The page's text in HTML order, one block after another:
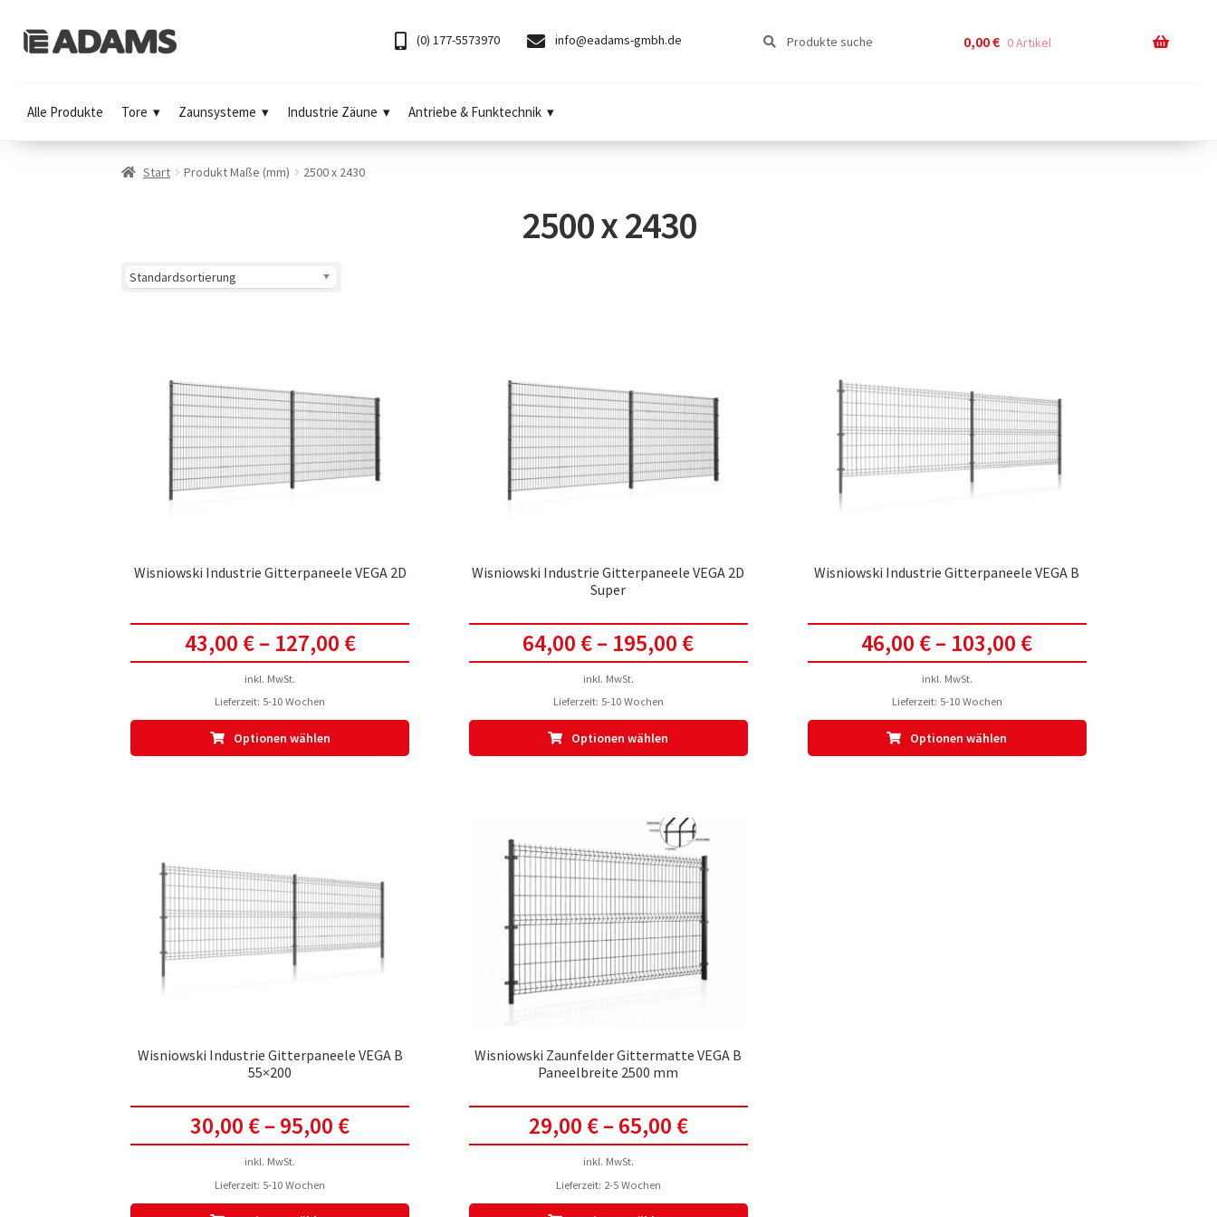
(0) 177-5573970 info@eadams-gmbh.de
nach:
0,00€ 0 Artikel
Alle Produkte Tore Zaunsysteme Industrie Zäune Antriebe & Funktechnik
Start Produkt Maße (mm) 2500 x 2430
2500 x 2430
Wisniowski Industrie Gitterpaneele VEGA 2D
43,00 €– 127,00 €
inkl. MwSt.
Lieferzeit: 5-10 Wochen
Optionen wählen
Dieses
Wisniowski Industrie Gitterpaneele VEGA 2D
Super
64,00 €– 195,00 €
inkl. MwSt.
Lieferzeit: 5-10 Wochen
Optionen wählen
Dieses
Wisniowski Industrie Gitterpaneele VEGA B
46,00 €– 103,00 €
inkl. MwSt.
Lieferzeit: 5-10 Wochen
Optionen wählen
Dieses
Wisniowski Industrie Gitterpaneele VEGA B
55×200
30,00 €– 95,00 €
inkl. MwSt.
Lieferzeit: 5-10 Wochen
Dieses
Wisniowski Zaunfelder Gittermatte VEGA B
Paneelbreite 2500 mm
29,00 €– 65,00 €
inkl. MwSt.
Lieferzeit: 2-5 Wochen
Dieses